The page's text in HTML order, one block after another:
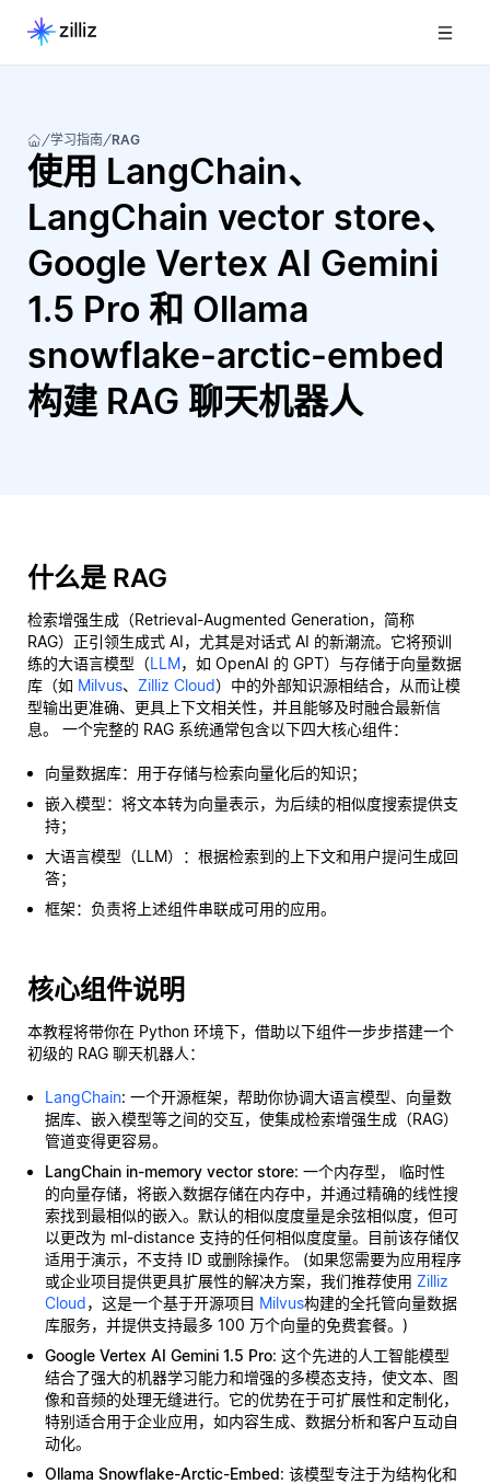
学习指南 RAG
使用 LangChain、
LangChain vector store、
Google Vertex AI Gemini
1.5 Pro 和 Ollama
snowflake-arctic-embed
构建 RAG 聊天机器人
什么是 RAG
检索增强生成（Retrieval-Augmented Generation，简称
RAG）正引领生成式 AI，尤其是对话式 AI 的新潮流。它将预训
练的大语言模型（LLM，如 OpenAI 的 GPT）与存储于向量数据
库（如 Milvus、 Zilliz Cloud）中的外部知识源相结合，从而让模
型输出更准确、更具上下文相关性，并且能够及时融合最新信
息。 一个完整的 RAG 系统通常包含以下四大核心组件：
向量数据库：用于存储与检索向量化后的知识；
嵌入模型：将文本转为向量表示，为后续的相似度搜索提供支
持；
大语言模型（LLM）：根据检索到的上下文和用户提问生成回
答；
框架：负责将上述组件串联成可用的应用。
核心组件说明
本教程将带你在 Python 环境下，借助以下组件一步步搭建一个
初级的 RAG 聊天机器人：
LangChain: 一个开源框架，帮助你协调大语言模型、向量数
据库、嵌入模型等之间的交互，使集成检索增强生成（RAG）
管道变得更容易。
LangChain in-memory vector store: 一个内存型， 临时性
的向量存储，将嵌入数据存储在内存中，并通过精确的线性搜
索找到最相似的嵌入。默认的相似度度量是余弦相似度，但可
以更改为 ml-distance 支持的任何相似度度量。目前该存储仅
适用于演示，不支持 ID 或删除操作。 (如果您需要为应用程序
或企业项目提供更具扩展性的解决方案，我们推荐使用 Zilliz
Cloud，这是一个基于开源项目 Milvus构建的全托管向量数据
库服务，并提供支持最多 100 万个向量的免费套餐。)
Google Vertex AI Gemini 1.5 Pro: 这个先进的人工智能模型
结合了强大的机器学习能力和增强的多模态支持，使文本、图
像和音频的处理无缝进行。它的优势在于可扩展性和定制化，
特别适合用于企业应用，如内容生成、数据分析和客户互动自
动化。
Ollama Snowflake-Arctic-Embed: 该模型专注于为结构化和